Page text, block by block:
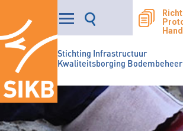
Stichting Infrastructuur
Kwaliteitsborging Bodembeheer